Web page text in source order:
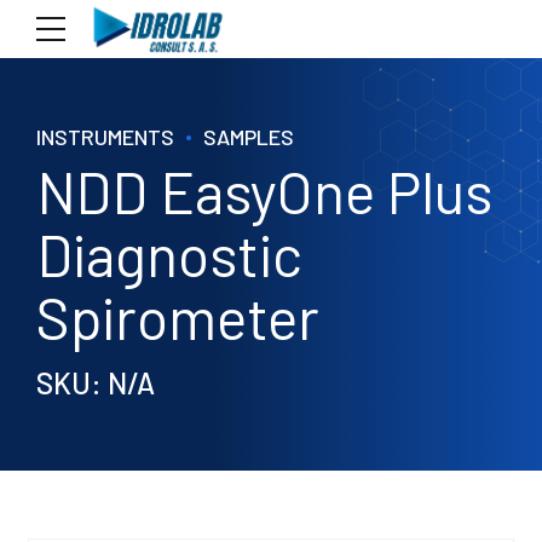
INSTRUMENTS SAMPLES
NDD EasyOne Plus
Diagnostic
Spirometer
SKU: N/A